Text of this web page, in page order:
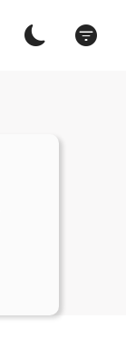
Kapat